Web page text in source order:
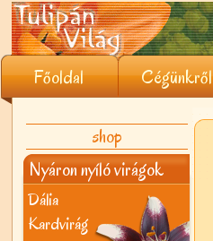
Főoldal Cégünkről
shop
Nyáron nyíló virágok
Dália
Kardvirág